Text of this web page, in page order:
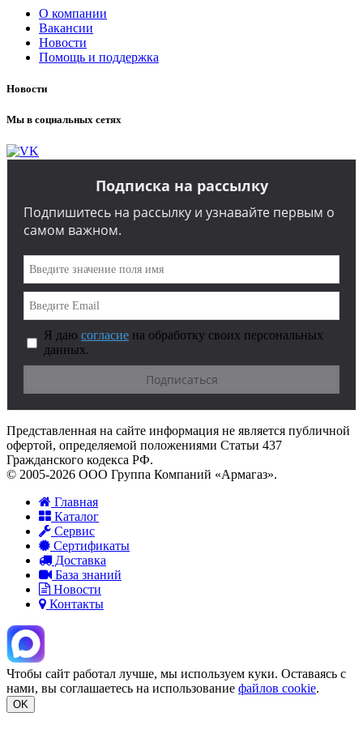
О компании
Вакансии
Новости
Помощь и поддержка
Новости
Мы в социальных сетях
Подписка на рассылку
Подпишитесь на рассылку и узнавайте первым о
самом важном.
Я даю согласие на обработку своих персональных
данных.
Представленная на сайте информация не является публичной
офертой, определяемой положениями Статьи 437
Гражданского кодекса РФ.
© 2005-2026 ООО Группа Компаний «Армагаз».
Главная
Каталог
Сервис
Сертификаты
Доставка
База знаний
Новости
Контакты
Чтобы сайт работал лучше, мы используем куки. Оставаясь с
нами, вы соглашаетесь на использование файлов cookie.
OK